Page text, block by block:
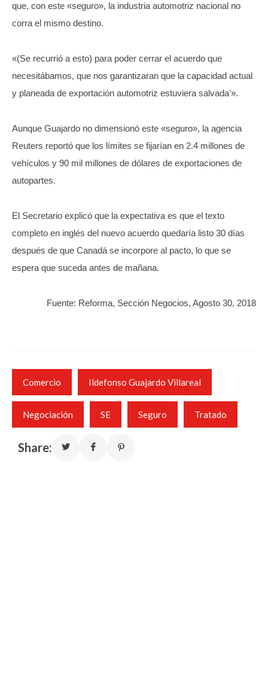
que, con este «seguro», la industria automotriz nacional no
corra el mismo destino.
«(Se recurrió a esto) para poder cerrar el acuerdo que
necesitábamos, que nos garantizaran que la capacidad actual
y planeada de exportación automotriz estuviera salvada'».
Aunque Guajardo no dimensionó este «seguro», la agencia
Reuters reportó que los límites se fijarían en 2.4 millones de
vehículos y 90 mil millones de dólares de exportaciones de
autopartes.
El Secretario explicó que la expectativa es que el texto
completo en inglés del nuevo acuerdo quedaría listo 30 días
después de que Canadá se incorpore al pacto, lo que se
espera que suceda antes de mañana.
Fuente: Reforma, Sección Negocios, Agosto 30, 2018
Comercio Ildefonso Guajardo Villareal
Negociación SE Seguro Tratado
Share: